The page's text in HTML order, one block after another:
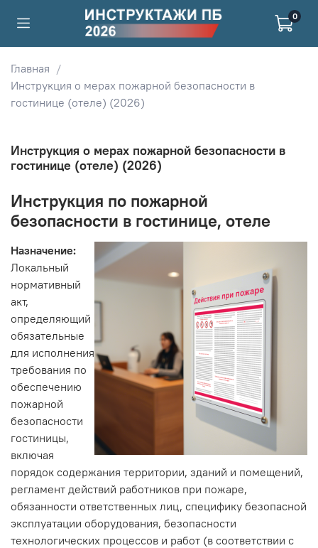
0
Главная
Инструкция о мерах пожарной безопасности в
гостинице (отеле) (2026)
Инструкция о мерах пожарной безопасности в
гостинице (отеле) (2026)
Инструкция по пожарной
безопасности в гостинице, отеле
Назначение:
Локальный
нормативный
акт,
определяющий
обязательные
для исполнения
требования по
обеспечению
пожарной
безопасности
гостиницы,
включая
порядок содержания территории, зданий и помещений,
регламент действий работников при пожаре,
обязанности ответственных лиц, специфику безопасной
эксплуатации оборудования, безопасности
технологических процессов и работ (в соответствии с